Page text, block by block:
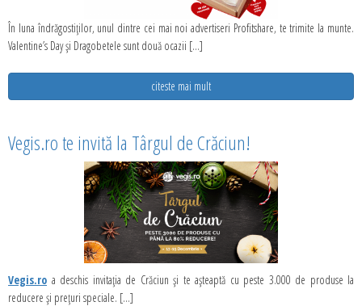
În luna îndrăgostiților, unul dintre cei mai noi advertiseri Profitshare, te trimite la munte.
Valentine’s Day și Dragobetele sunt două ocazii [...]
citeste mai mult
Vegis.ro te invită la Târgul de Crăciun!
Vegis.ro a deschis invitația de Crăciun și te așteaptă cu peste 3.000 de produse la
reducere și prețuri speciale. [...]